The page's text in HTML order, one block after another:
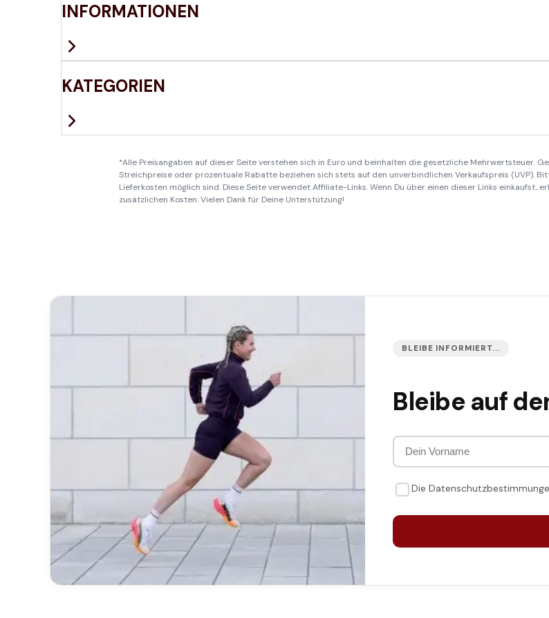
INFORMATIONEN
KATEGORIEN
*Alle Preisangaben auf dieser Seite verstehen sich in Euro und beinhalten die gesetzliche Mehrwertsteuer.
Streichpreise oder prozentuale Rabatte beziehen sich stets auf den unverbindlichen Verkaufspreis (UVP).
Lieferkosten möglich sind. Diese Seite verwendet Affiliate-Links. Wenn Du über einen dieser Links einkaufst,
zusätzlichen Kosten. Vielen Dank für Deine Unterstützung!
BLEIBE INFORMIERT...
Bleibe auf
Die